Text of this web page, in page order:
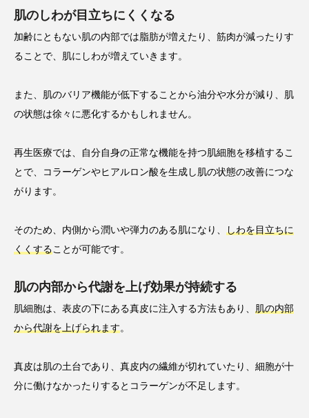
肌のしわが目立ちにくくなる
加齢にともない肌の内部では脂肪が増えたり、筋肉が減ったりす
ることで、肌にしわが増えていきます。
また、肌のバリア機能が低下することから油分や水分が減り、肌
の状態は徐々に悪化するかもしれません。
再生医療では、自分自身の正常な機能を持つ肌細胞を移植するこ
とで、コラーゲンやヒアルロン酸を生成し肌の状態の改善につな
がります。
そのため、内側から潤いや弾力のある肌になり、
しわを目立ちに
くくする ことが可能です。
肌の内部から代謝を上げ効果が持続する
肌細胞は、表皮の下にある真皮に注入する方法もあり、
肌の内部
から代謝を上げられます 。
真皮は肌の土台であり、真皮内の繊維が切れていたり、細胞が十
分に働けなかったりするとコラーゲンが不足します。